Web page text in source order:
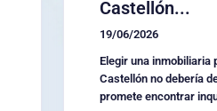
Castellón...
19/06/2026
Elegir una inmobiliaria
Castellón no debería
promete encontrar